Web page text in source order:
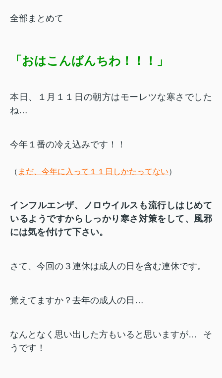
全部まとめて
「おはこんばんちわ！！！」
本日、１月１１日の朝方はモーレツな寒さでした
ね…
今年１番の冷え込みです！！
（ まだ、今年に入って１１日しかたってない）
インフルエンザ、ノロウイルスも流行しはじめて
いるようですからしっかり寒さ対策をして、風邪
には気を付けて下さい。
さて、今回の３連休は成人の日を含む連休です。
覚えてますか？去年の成人の日…
なんとなく思い出した方もいると思いますが…
そ
うです！